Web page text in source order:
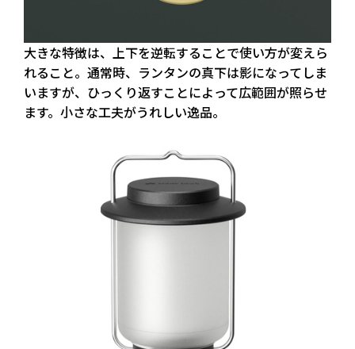
大きな特徴は、上下を逆転することで使い方が変えら
れること。通常時、ランタンの真下は影になってしま
いますが、ひっくり返すことによって広範囲が照らせ
ます。小さな工夫がうれしい逸品。